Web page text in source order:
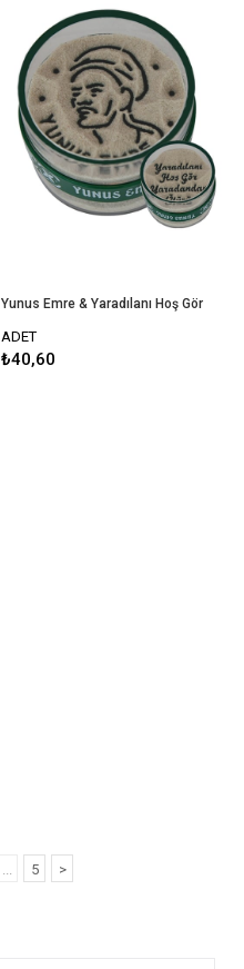
Yunus Emre & Yaradılanı Hoş Gör
ADET
₺40,60
... 5 >